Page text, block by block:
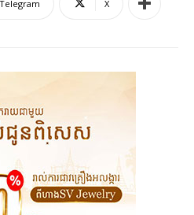
Telegram X